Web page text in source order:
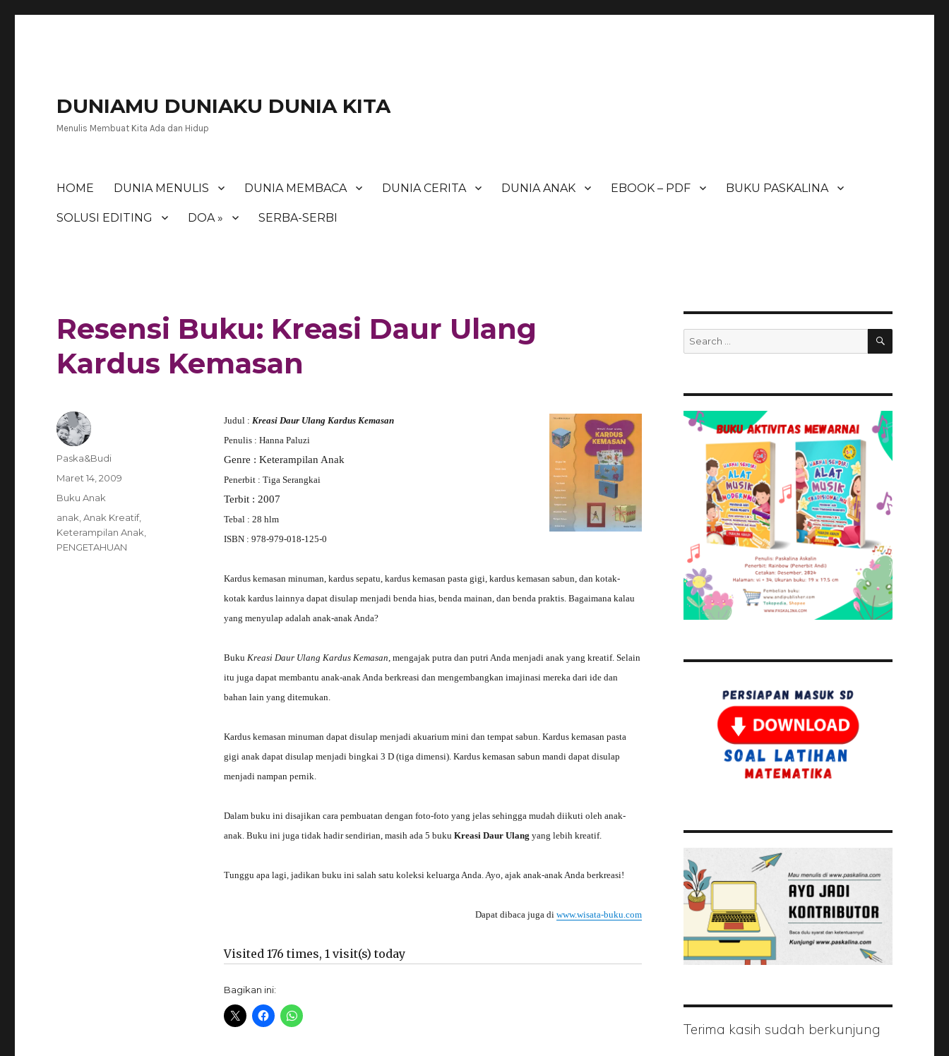
DUNIAMU DUNIAKU DUNIA KITA
Menulis Membuat Kita Ada dan Hidup
HOME DUNIA MENULIS DUNIA MEMBACA DUNIA CERITA DUNIA ANAK EBOOK – PDF BUKU PASKALINA
SOLUSI EDITING DOA » SERBA-SERBI
Resensi Buku: Kreasi Daur Ulang
Kardus Kemasan
Judul : Kreasi Daur Ulang Kardus Kemasan
Penulis : Hanna Paluzi
Genre : Keterampilan Anak
Penerbit : Tiga Serangkai
Terbit : 2007
Tebal : 28 hlm
ISBN : 978-979-018-125-0
Kardus kemasan minuman, kardus sepatu, kardus kemasan pasta gigi, kardus kemasan sabun, dan kotak-
kotak kardus lainnya dapat disulap menjadi benda hias, benda mainan, dan benda praktis. Bagaimana kalau
yang menyulap adalah anak-anak Anda?
Buku Kreasi Daur Ulang Kardus Kemasan, mengajak putra dan putri Anda menjadi anak yang kreatif. Selain
itu juga dapat membantu anak-anak Anda berkreasi dan mengembangkan imajinasi mereka dari ide dan
bahan lain yang ditemukan.
Kardus kemasan minuman dapat disulap menjadi akuarium mini dan tempat sabun. Kardus kemasan pasta
gigi anak dapat disulap menjadi bingkai 3 D (tiga dimensi). Kardus kemasan sabun mandi dapat disulap
menjadi nampan pernik.
Dalam buku ini disajikan cara pembuatan dengan foto-foto yang jelas sehingga mudah diikuti oleh anak-
anak. Buku ini juga tidak hadir sendirian, masih ada 5 buku Kreasi Daur Ulang yang lebih kreatif.
Tunggu apa lagi, jadikan buku ini salah satu koleksi keluarga Anda. Ayo, ajak anak-anak Anda berkreasi!
Dapat dibaca juga di www.wisata-buku.com
Visited 176 times, 1 visit(s) today
Bagikan ini:
Author
Paska&Budi
Posted
Maret 14, 2009
Categories
Buku Anak
Tags
anak ,Anak Kreatif,
Keterampilan Anak
PENGETAHUAN
Search
for:
SEARCH
Terima kasih sudah berkunjung